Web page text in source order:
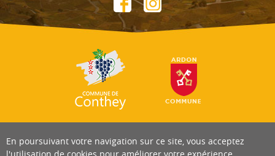
En poursuivant votre navigation sur ce site, vous acceptez